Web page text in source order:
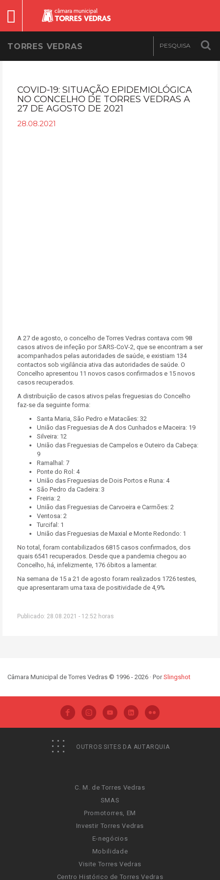
TORRES VEDRAS
COVID-19: SITUAÇÃO EPIDEMIOLÓGICA
NO CONCELHO DE TORRES VEDRAS A
27 DE AGOSTO DE 2021
28.08.2021
A 27 de agosto, o concelho de Torres Vedras contava com 98
casos ativos de infeção por SARS-CoV-2, que se encontram a ser
acompanhados pelas autoridades de saúde, e existiam 134
contactos sob vigilância ativa das autoridades de saúde. O
Concelho apresentou 11 novos casos confirmados e 15 novos
casos recuperados.
A distribuição de casos ativos pelas freguesias do Concelho
faz-se da seguinte forma:
Santa Maria, São Pedro e Matacães: 32
União das Freguesias de A dos Cunhados e Maceira: 19
Silveira: 12
União das Freguesias de Campelos e Outeiro da Cabeça:
9
Ramalhal: 7
Ponte do Rol: 4
União das Freguesias de Dois Portos e Runa: 4
São Pedro da Cadeira: 3
Freiria: 2
União das Freguesias de Carvoeira e Carmões: 2
Ventosa: 2
Turcifal: 1
União das Freguesias de Maxial e Monte Redondo: 1
No total, foram contabilizados 6815 casos confirmados, dos
quais 6541 recuperados. Desde que a pandemia chegou ao
Concelho, há, infelizmente, 176 óbitos a lamentar.
Na semana de 15 a 21 de agosto foram realizados 1726 testes,
que apresentaram uma taxa de positividade de 4,9%
Publicado: 28.08.2021 - 12:52 horas
Câmara Municipal de Torres Vedras © 1996 - 2026 · PorSlingshot
OUTROS SITES DA AUTARQUIA
C. M. de Torres Vedras
SMAS
Promotorres, EM
Investir Torres Vedras
E-negócios
Mobilidade
Visite Torres Vedras
Centro Histórico de Torres Vedras